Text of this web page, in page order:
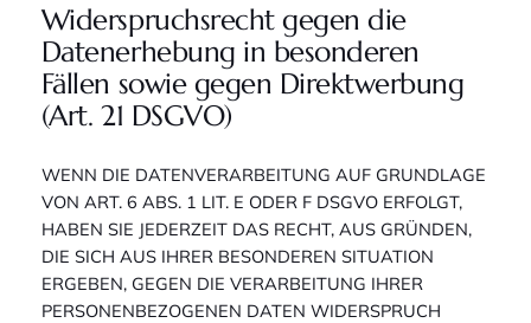
Widerspruchsrecht gegen die
Datenerhebung in besonderen
Fällen sowie gegen Direktwerbung
(Art. 21 DSGVO)
WENN DIE DATENVERARBEITUNG AUF GRUNDLAGE
VON ART. 6 ABS. 1 LIT. E ODER F DSGVO ERFOLGT,
HABEN SIE JEDERZEIT DAS RECHT, AUS GRÜNDEN,
DIE SICH AUS IHRER BESONDEREN SITUATION
ERGEBEN, GEGEN DIE VERARBEITUNG IHRER
PERSONENBEZOGENEN DATEN WIDERSPRUCH